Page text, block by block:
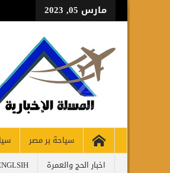
سياحة بر مصر سياحة عربية
اخبار الحج والعمرة
ENGLSIH
AMA